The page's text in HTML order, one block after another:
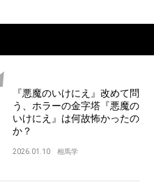
『悪魔のいけにえ』改めて問
う、ホラーの金字塔『悪魔の
いけにえ』は何故怖かったの
か？
2026.01.10 相馬学